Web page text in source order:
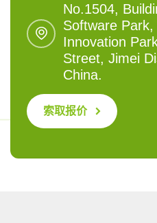
No.1504,
Software
Innovation
Street, Jimei
China.
索取报价